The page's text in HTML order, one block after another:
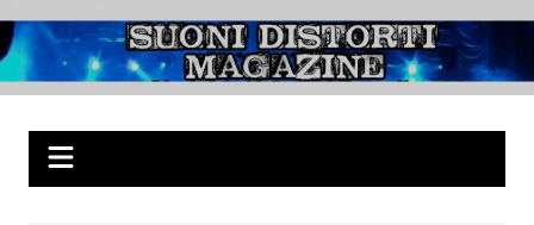
al
contenuto
Suoni Distorti
Magazine
Musica Rock, Metal, Punk e varie sonorità alternative